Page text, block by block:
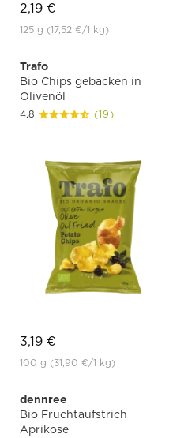
2,19 €
125 g (17,52 €/1 kg)
Trafo
Bio Chips gebacken in
Olivenöl
4.8 (19)
3,19 €
100 g (31,90 €/1 kg)
dennree
Bio Fruchtaufstrich
Aprikose